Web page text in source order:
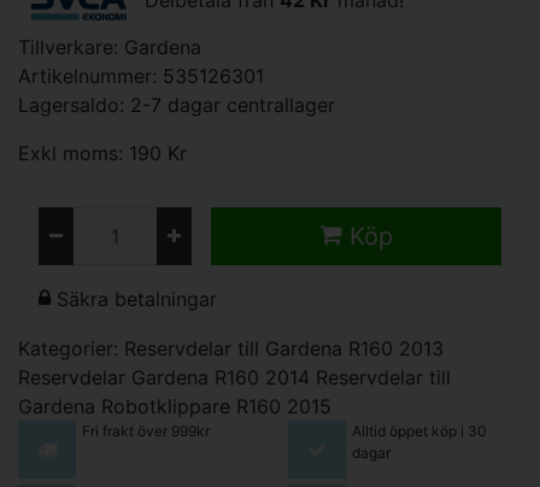
Tillverkare: Gardena
Artikelnummer: 535126301
Lagersaldo: 2-7 dagar centrallager
Exkl moms: 190 Kr
Köp
Säkra betalningar
Kategorier: Reservdelar till Gardena R160 2013
Reservdelar Gardena R160 2014 Reservdelar till
Gardena Robotklippare R160 2015
Fri frakt över 999kr
Alltid öppet köp i 30
dagar